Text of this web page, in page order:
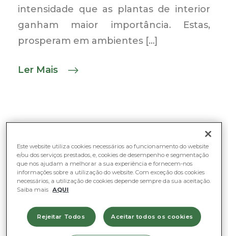
intensidade que as plantas de interior
ganham maior importância. Estas,
prosperam em ambientes […]
Ler Mais
NO INTERIOR
Este website utiliza cookies necessários ao funcionamento do website
e/ou dos serviços prestados, e, cookies de desempenho e segmentação
que nos ajudam a melhorar a sua experiência e fornecem-nos
informações sobre a utilização do website. Com exceção dos cookies
necessários, a utilização de cookies depende sempre da sua aceitação.
Saiba mais AQUI
Rejeitar Todos Aceitar todos os cookies